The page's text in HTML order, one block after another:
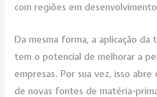
com regiões em
Da mesma forma, a aplicação da
tem o potencial de melhorar a
empresas. Por sua vez, isso
de novas fontes de matéria-